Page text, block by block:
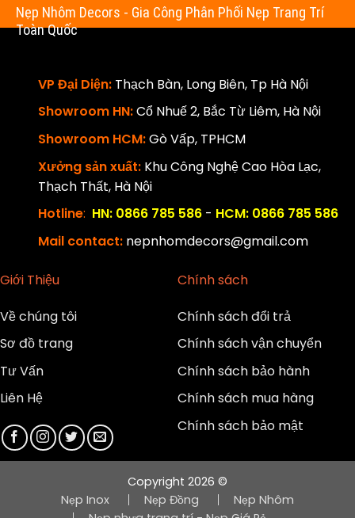
Nẹp Nhôm Decors - Gia Công Phân Phối Nẹp Trang Trí
Toàn Quốc
VP Đại Diện: Thạch Bàn, Long Biên, Tp Hà Nội
Showroom HN:Cổ Nhuế 2, Bắc Từ Liêm, Hà Nội
Showroom HCM:Gò Vấp, TPHCM
Xưởng sản xuất: Khu Công Nghệ Cao Hòa Lạc,
Thạch Thất, Hà Nội
Hotline: HN: 0866 785 586 - HCM: 0866 785 586
Mail contact: nepnhomdecors@gmail.com
Giới Thiệu
Về chúng tôi
Sơ đồ trang
Tư Vấn
Liên Hệ
Chính sách
Chính sách đổi trả
Chính sách vận chuyển
Chính sách bảo hành
Chính sách mua hàng
Chính sách bảo mật
Copyright 2026 ©
Nẹp Inox
Nẹp Đồng
Nẹp Nhôm